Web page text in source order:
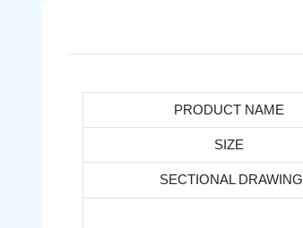
PRODUCT NAME
SIZE
SECTIONAL DRAWING